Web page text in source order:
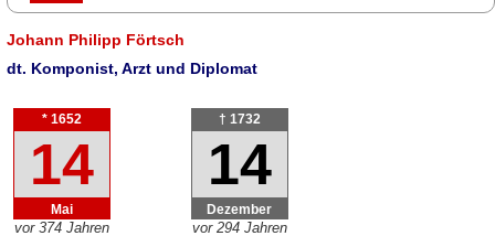
Johann Philipp Förtsch
dt. Komponist, Arzt und Diplomat
* 1652
14
Mai
vor 374 Jahren
† 1732
14
Dezember
vor 294 Jahren